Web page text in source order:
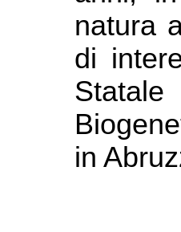
natura
di
in